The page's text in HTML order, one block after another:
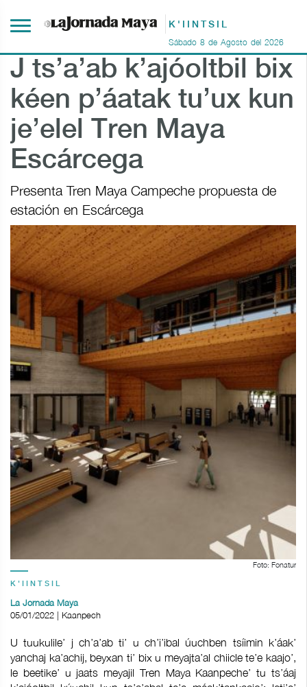
K'IINTSIL
Sábado 8 de Agosto del 2026
J ts’a’ab k’ajóoltbil bix
kéen p’áatak tu’ux kun
je’elel Tren Maya
Escárcega
Presenta Tren Maya Campeche propuesta de
estación en Escárcega
Foto: Fonatur
K'IINTSIL
La Jornada Maya
05/01/2022 | Kaanpech
U tuukulile’ j ch’a’ab ti’ u ch’i’ibal úuchben tsíimin k’áak’
yanchaj ka’achij, beyxan ti’ bix u meyajta’al chiicle te’e kaajo’,
le beetike’ u jaats meyajil Tren Maya Kaanpeche’ tu ts’áaj